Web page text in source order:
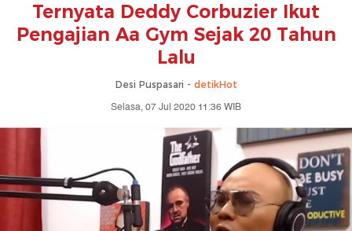
Ternyata Deddy Corbuzier Ikut
Pengajian Aa Gym Sejak 20 Tahun
Lalu
Desi Puspasari - detikHot
Selasa, 07 Jul 2020 11:36 WIB